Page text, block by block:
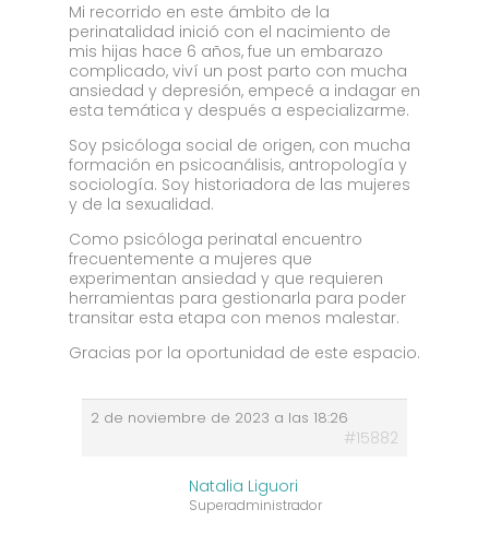
Mi recorrido en este ámbito de la
perinatalidad inició con el nacimiento de
mis hijas hace 6 años, fue un embarazo
complicado, viví un post parto con mucha
ansiedad y depresión, empecé a indagar en
esta temática y después a especializarme.
Soy psicóloga social de origen, con mucha
formación en psicoanálisis, antropología y
sociología. Soy historiadora de las mujeres
y de la sexualidad.
Como psicóloga perinatal encuentro
frecuentemente a mujeres que
experimentan ansiedad y que requieren
herramientas para gestionarla para poder
transitar esta etapa con menos malestar.
Gracias por la oportunidad de este espacio.
2 de noviembre de 2023 a las 18:26
#15882
Natalia Liguori
Superadministrador